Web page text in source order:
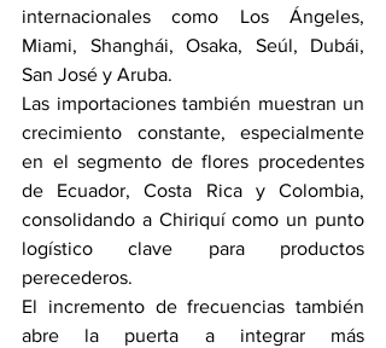
internacionales como Los Ángeles,
Miami, Shanghái, Osaka, Seúl, Dubái,
San José y Aruba.
Las importaciones también muestran un
crecimiento constante, especialmente
en el segmento de flores procedentes
de Ecuador, Costa Rica y Colombia,
consolidando a Chiriquí como un punto
logístico clave para productos
perecederos.
El incremento de frecuencias también
abre la puerta a integrar más